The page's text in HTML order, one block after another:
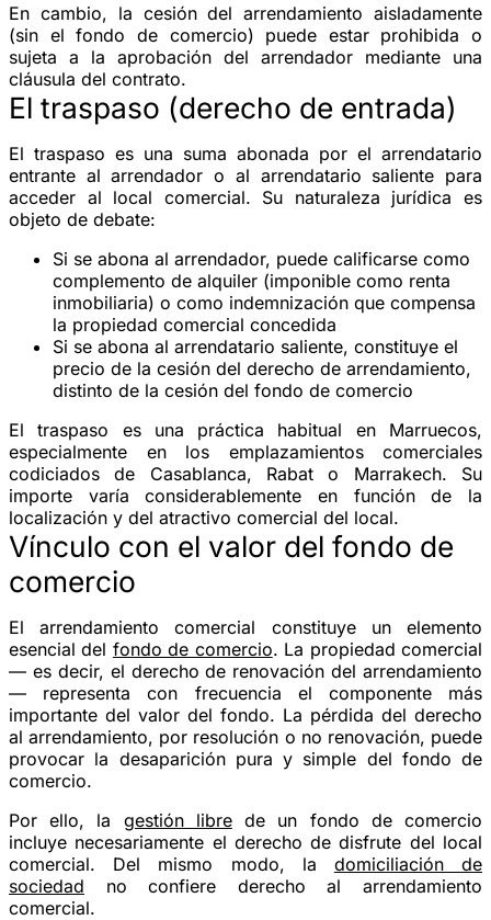
En cambio, la cesión del arrendamiento aisladamente
(sin el fondo de comercio) puede estar prohibida o
sujeta a la aprobación del arrendador mediante una
cláusula del contrato.
El traspaso (derecho de entrada)
El traspaso es una suma abonada por el arrendatario
entrante al arrendador o al arrendatario saliente para
acceder al local comercial. Su naturaleza jurídica es
objeto de debate:
Si se abona al arrendador, puede calificarse como
complemento de alquiler (imponible como renta
inmobiliaria) o como indemnización que compensa
la propiedad comercial concedida
Si se abona al arrendatario saliente, constituye el
precio de la cesión del derecho de arrendamiento,
distinto de la cesión del fondo de comercio
El traspaso es una práctica habitual en Marruecos,
especialmente en los emplazamientos comerciales
codiciados de Casablanca, Rabat o Marrakech. Su
importe varía considerablemente en función de la
localización y del atractivo comercial del local.
Vínculo con el valor del fondo de
comercio
El arrendamiento comercial constituye un elemento
esencial del fondo de comercio. La propiedad comercial
— es decir, el derecho de renovación del arrendamiento
— representa con frecuencia el componente más
importante del valor del fondo. La pérdida del derecho
al arrendamiento, por resolución o no renovación, puede
provocar la desaparición pura y simple del fondo de
comercio.
Por ello, la gestión librede un fondo de comercio
incluye necesariamente el derecho de disfrute del local
comercial. Del mismo modo, la domiciliación de
sociedad no confiere derecho al arrendamiento
comercial.